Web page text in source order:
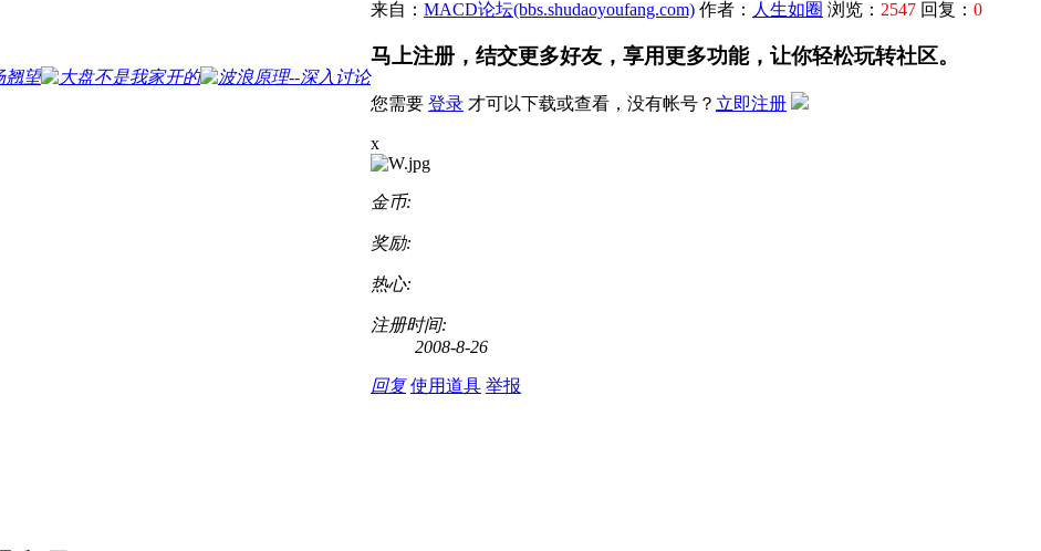
来自： MACD论坛(bbs.shudaoyoufang.com) 作者： 人生如圈 浏览： 2547 回复： 0
马上注册，结交更多好友，享用更多功能，让你轻松玩转社区。
您需要 登录 才可以下载或查看，没有帐号？ 立即注册
x
金币:
奖励:
热心:
注册时间:
2008-8-26
回复 使用道具 举报